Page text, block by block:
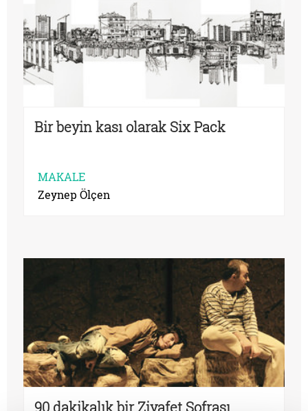
Bir beyin kası olarak Six Pack
MAKALE
Zeynep Ölçen
90 dakikalık bir Ziyafet Sofrası